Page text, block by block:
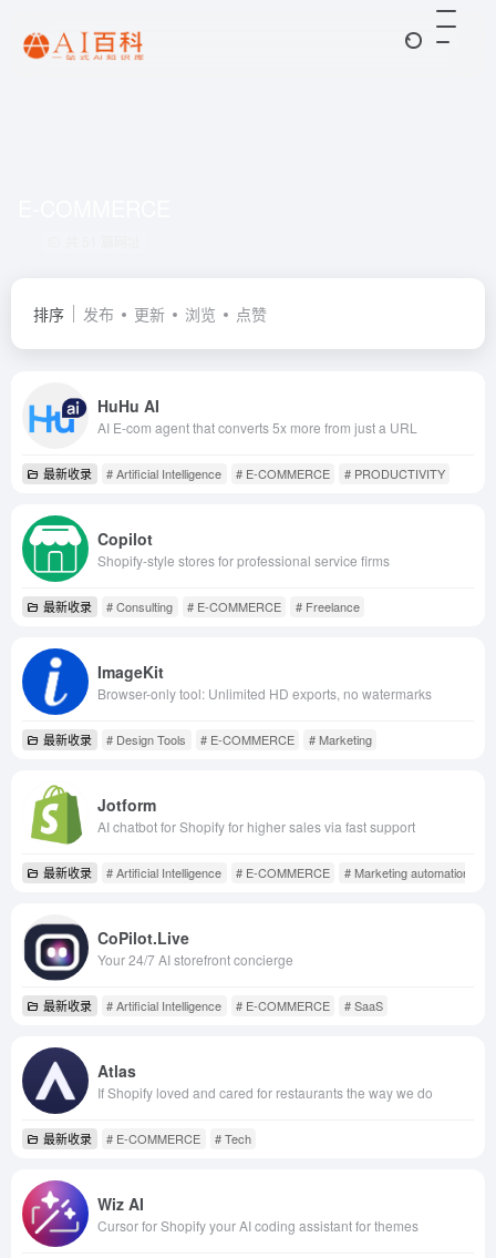
排序 发布 更新 浏览 点赞
HuHu AI
AI E-com agent that converts 5x more from just a URL
最新收录 # Artificial Intelligence # E-COMMERCE # PRODUCTIVITY
Copilot
Shopify-style stores for professional service firms
最新收录 # Consulting # E-COMMERCE # Freelance
ImageKit
Browser-only tool: Unlimited HD exports, no watermarks
最新收录 # Design Tools # E-COMMERCE # Marketing
Jotform
AI chatbot for Shopify for higher sales via fast support
最新收录 # Artificial Intelligence # E-COMMERCE # Marketing automation
CoPilot.Live
Your 24/7 AI storefront concierge
最新收录 # Artificial Intelligence # E-COMMERCE # SaaS
Atlas
If Shopify loved and cared for restaurants the way we do
最新收录 # E-COMMERCE # Tech
Wiz AI
Cursor for Shopify your AI coding assistant for themes